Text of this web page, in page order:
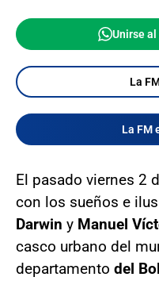
Unirse al
La
La FM
El pasado viernes 2
con los sueños e
Darwin y Manuel
casco urbano del
departamento del